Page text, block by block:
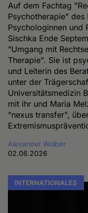
Auf dem Fachtag
Psychotherapie" des
Psychologinnen und
Sischka Ende
"Umgang mit
Therapie". Sie ist
und Leiterin des
unter der
Universitätsmedizin
mit ihr und Maria
"nexus transfer",
Alexander Wolber
02.06.2026
INTERNATIONALES